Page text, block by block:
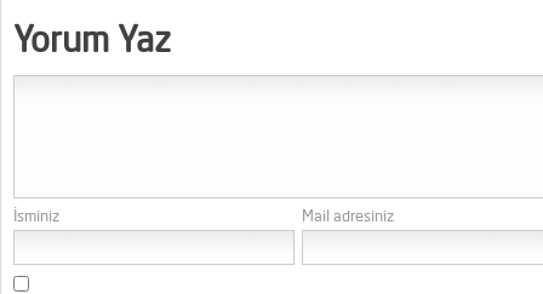
Yorum Yaz
İsminiz Mail adresiniz